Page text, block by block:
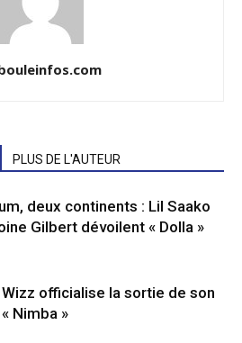
PLUS DE L'AUTEUR
deux continents : Lil Saako
Gilbert dévoilent « Dolla »
officialise la sortie de son
Nimba »